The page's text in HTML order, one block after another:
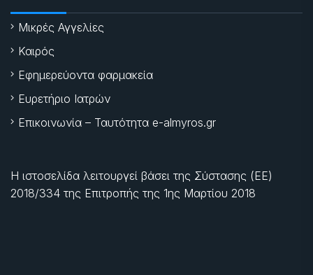
Μικρές Αγγελίες
Καιρός
Εφημερεύοντα φαρμακεία
Ευρετήριο Ιατρών
Επικοινωνία – Ταυτότητα e-almyros.gr
Η ιστοσελίδα λειτουργεί βάσει της Σύστασης (ΕΕ)
2018/334 της Επιτροπής της 1ης Μαρτίου 2018